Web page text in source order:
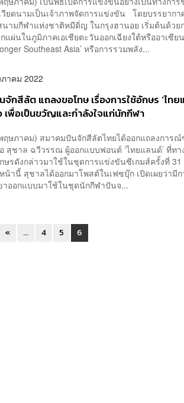
วียดนามเป็นเจ้าภาพจัดการแข่งขัน โดยบรรยากา
ามกีฬาแห่งชาติหมีดิ่ญ ในกรุงฮานอย เริ่มต้นด้วย
แผ่นในภูมิภาคเอเชียตะวันออกเฉียงใต้หรืออาเซี
Southeast Asia’ หรือการรวมพลัง...
าคม 2022
กสีลัต แถลงขอโทษ เรื่องการใช้อักษร ‘ไทย
พื่อเป็นขวัญและกำลังใจแก่นักกีฬา
ฤษภาคม) สมาคมปันจักสีลัตไทยได้ออกแถลงการณ์
สุชาล ฉวีวรรณ ผู้ออกแบบฟอนต์ ‘ไทยแลนด์’ ที่ท
ษรดังกล่าวมาใช้ในชุดการแข่งขันซีเกมส์ครั้งที่ 31
น้านี้ สุชาลได้ออกมาโพสต์ในเฟซบุ๊ก เปิดเผยว่ามี
าออกแบบมาใช้ในชุดนักกีฬาปันจ...
« ... 4 5 6